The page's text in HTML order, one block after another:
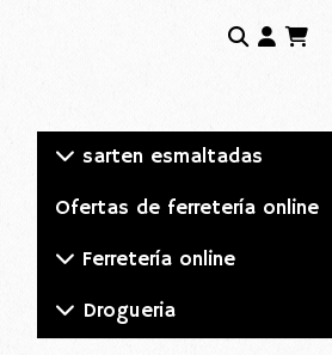
sarten esmaltadas
Ofertas de ferretería online
Ferretería online
Drogueria